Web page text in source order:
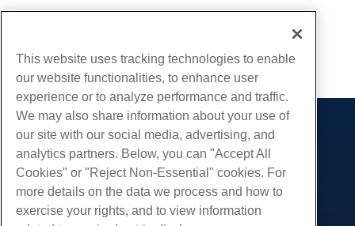
Kopiëren URL
Producten
Web hosting
Zakelijke hosting
White Label-wederverkoper
Diensten
Website-migraties
Gemeenschap
This website uses tracking technologies to enable
our website functionalities, to enhance user
experience or to analyze performance and traffic.
We may also share information about your use of
our site with our social media, advertising, and
analytics partners. Below, you can "Accept All
Cookies" or "Reject Non-Essential" cookies. For
more details on the data we process and how to
exercise your rights, and to view information